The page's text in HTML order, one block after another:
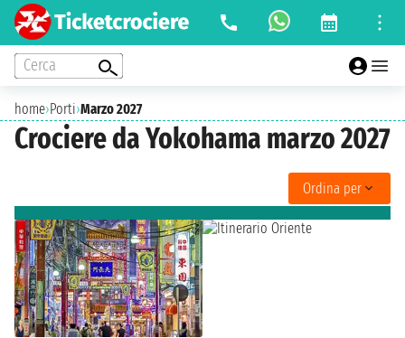
Cerca
home›Porti›Marzo 2027
Crociere da Yokohama marzo 2027
Ordina per